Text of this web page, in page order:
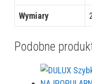
Wymiary
Podobne